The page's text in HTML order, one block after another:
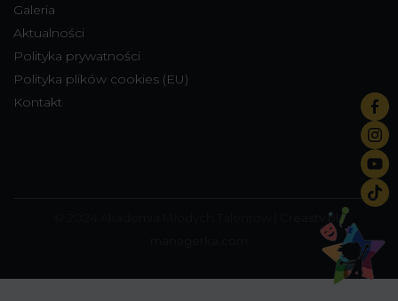
Galeria
Aktualności
Polityka prywatności
Polityka plików cookies (EU)
Kontakt
Creastv.pl |